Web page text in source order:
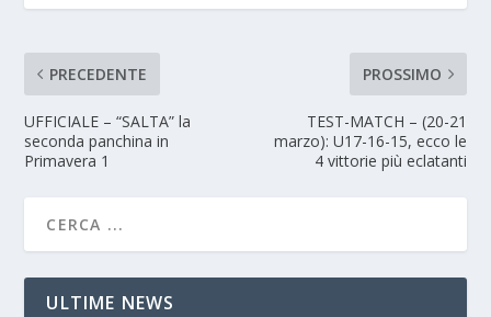
PRECEDENTE
UFFICIALE – “SALTA” la
seconda panchina in
Primavera 1
PROSSIMO
TEST-MATCH – (20-21
marzo): U17-16-15, ecco le
4 vittorie più eclatanti
ULTIME NEWS